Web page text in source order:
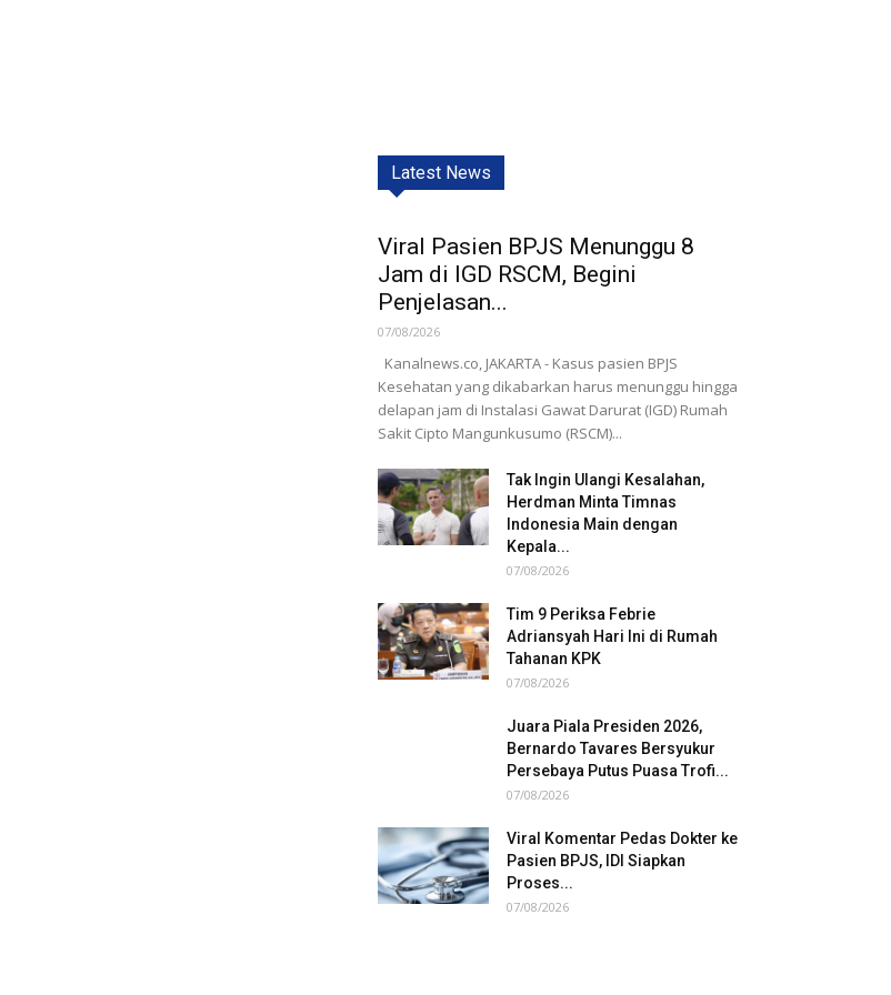
Latest News
Viral Pasien BPJS Menunggu 8
Jam di IGD RSCM, Begini
Penjelasan...
07/08/2026
Kanalnews.co, JAKARTA - Kasus pasien BPJS
Kesehatan yang dikabarkan harus menunggu hingga
delapan jam di Instalasi Gawat Darurat (IGD) Rumah
Sakit Cipto Mangunkusumo (RSCM)...
Tak Ingin Ulangi Kesalahan,
Herdman Minta Timnas
Indonesia Main dengan
Kepala...
07/08/2026
Tim 9 Periksa Febrie
Adriansyah Hari Ini di Rumah
Tahanan KPK
07/08/2026
Juara Piala Presiden 2026,
Bernardo Tavares Bersyukur
Persebaya Putus Puasa Trofi...
07/08/2026
Viral Komentar Pedas Dokter ke
Pasien BPJS, IDI Siapkan
Proses...
07/08/2026